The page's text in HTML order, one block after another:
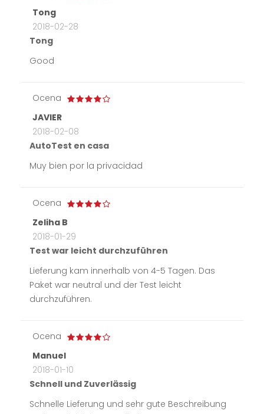
Tong
2018-02-28
Tong
Good
Ocena
JAVIER
2018-02-08
AutoTest en casa
Muy bien por la privacidad
Ocena
Zeliha B
2018-01-29
Test war leicht durchzuführen
Lieferung kam innerhalb von 4-5 Tagen. Das
Paket war neutral und der Test leicht
durchzuführen.
Ocena
Manuel
2018-01-10
Schnell und Zuverlässig
Schnelle Lieferung und sehr gute Beschreibung